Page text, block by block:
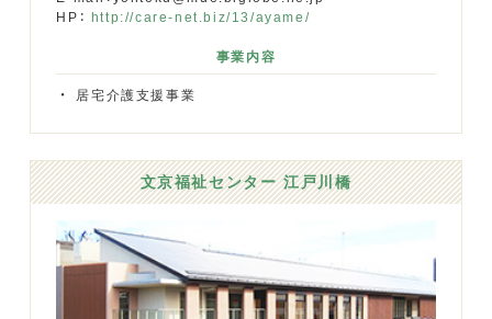
HP：
http://care-net.biz/13/ayame/
事業内容
居宅介護支援事業
文京福祉センター 江戸川橋